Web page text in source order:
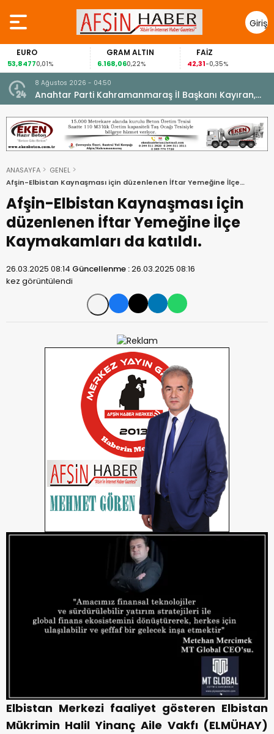
Giriş
Yap
EURO
53,84770,01%
GRAM ALTIN
6.168,060,22%
FAİZ
42,31-0,35%
8 Ağustos 2026 - 04:50
Anahtar Parti Kahramanmaraş İl Başkanı Kayıran,
Afşin Teşkilatı ile buluştu.
ANASAYFA
GENEL
Afşin-Elbistan Kaynaşması için düzenlenen İftar Yemeğine İlçe
Kaymakamları da katıldı.
Afşin-Elbistan Kaynaşması için
düzenlenen İftar Yemeğine İlçe
Kaymakamları da katıldı.
26.03.2025 08:14 Güncellenme :26.03.2025 08:16
kez görüntülendi
Elbistan Merkezi faaliyet gösteren Elbistan
Mükrimin Halil Yinanç Aile Vakfı (ELMÜHAY)